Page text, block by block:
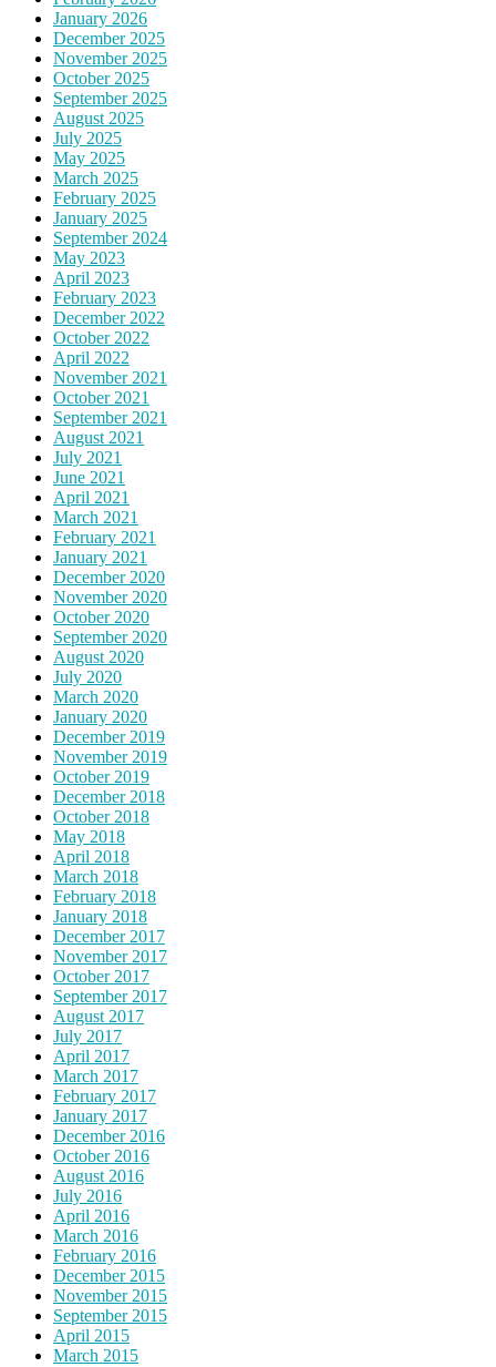
January 2026
December 2025
November 2025
October 2025
September 2025
August 2025
July 2025
May 2025
March 2025
February 2025
January 2025
September 2024
May 2023
April 2023
February 2023
December 2022
October 2022
April 2022
November 2021
October 2021
September 2021
August 2021
July 2021
June 2021
April 2021
March 2021
February 2021
January 2021
December 2020
November 2020
October 2020
September 2020
August 2020
July 2020
March 2020
January 2020
December 2019
November 2019
October 2019
December 2018
October 2018
May 2018
April 2018
March 2018
February 2018
January 2018
December 2017
November 2017
October 2017
September 2017
August 2017
July 2017
April 2017
March 2017
February 2017
January 2017
December 2016
October 2016
August 2016
July 2016
April 2016
March 2016
February 2016
December 2015
November 2015
September 2015
April 2015
March 2015